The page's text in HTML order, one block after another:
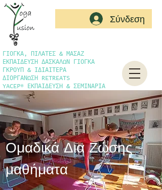
ΓΙΟΓΚΑ, ΠΙΛΑΤΕΣ & ΜΑΣΑΖ
ΕΚΠΑΙΔΕΥΣΗ ΔΑΣΚΑΛΩΝ ΓΙΟΓΚΑ
ΓΚΡΟΥΠ & ΙΔΙΑΙΤΕΡΑ
ΔΙΟΡΓΑΝΩΣΗ RETREATS
YACEP® ΕΚΠΑΙΔΕΥΣΗ & ΣΕΜΙΝΑΡΙΑ
Σύνδεση
Ομαδικά Δια Ζώσης
μαθήματα